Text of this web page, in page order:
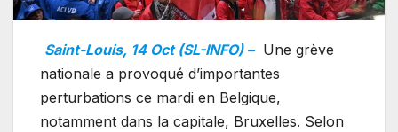
Saint-Louis, 14 Oct (SL-INFO) – Une grève
nationale a provoqué d’importantes
perturbations ce mardi en Belgique,
notamment dans la capitale, Bruxelles. Selon